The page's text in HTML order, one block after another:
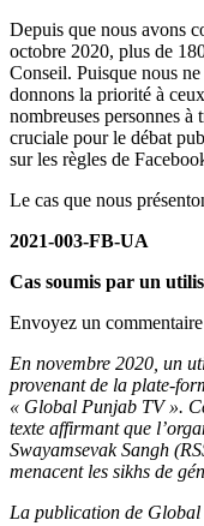
Depuis que nous avons
octobre 2020, plus de
Conseil. Puisque nous
donnons la priorité à
nombreuses personnes
cruciale pour le débat
sur les règles de
Le cas que nous
2021-003-FB-UA
Cas soumis par un
Envoyez un
En novembre 2020, un
provenant de la plate-
« Global Punjab TV ».
texte affirmant que
Swayamsevak Sangh
menacent les sikhs de
La publication de